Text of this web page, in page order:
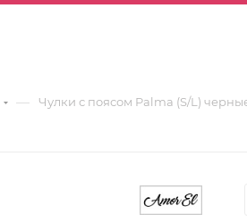
— Чулки с поясом Palma (S/L)